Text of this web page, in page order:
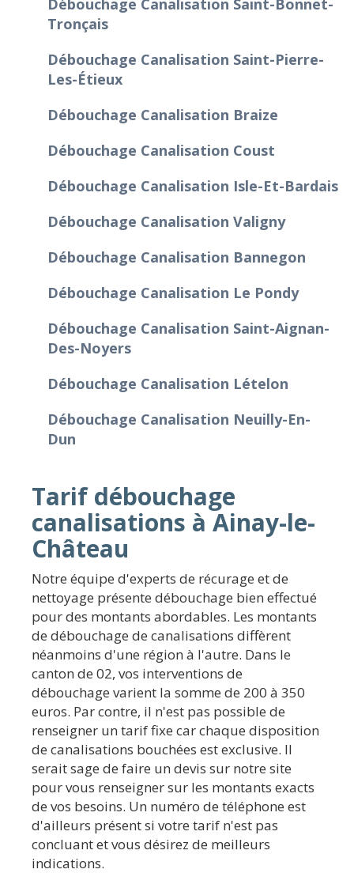
Débouchage Canalisation Saint-Bonnet-
Tronçais
Débouchage Canalisation Saint-Pierre-
Les-Étieux
Débouchage Canalisation Braize
Débouchage Canalisation Coust
Débouchage Canalisation Isle-Et-Bardais
Débouchage Canalisation Valigny
Débouchage Canalisation Bannegon
Débouchage Canalisation Le Pondy
Débouchage Canalisation Saint-Aignan-
Des-Noyers
Débouchage Canalisation Lételon
Débouchage Canalisation Neuilly-En-
Dun
Tarif débouchage
canalisations à Ainay-le-
Château
Notre équipe d'experts de récurage et de
nettoyage présente débouchage bien effectué
pour des montants abordables. Les montants
de débouchage de canalisations diffèrent
néanmoins d'une région à l'autre. Dans le
canton de 02, vos interventions de
débouchage varient la somme de 200 à 350
euros. Par contre, il n'est pas possible de
renseigner un tarif fixe car chaque disposition
de canalisations bouchées est exclusive. Il
serait sage de faire un devis sur notre site
pour vous renseigner sur les montants exacts
de vos besoins. Un numéro de téléphone est
d'ailleurs présent si votre tarif n'est pas
concluant et vous désirez de meilleurs
indications.